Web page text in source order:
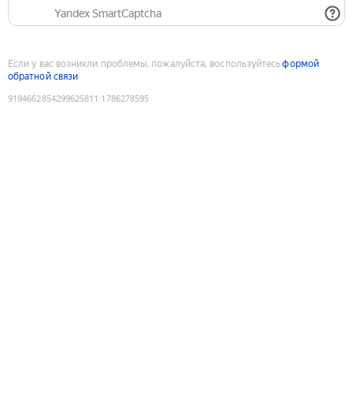
Yandex SmartCaptcha
Если у вас возникли проблемы, пожалуйста, воспользуйтесьформой
обратной связи
9194662854299625811 :1786278595